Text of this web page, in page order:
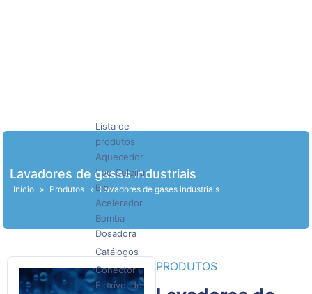
Lista de
produtos
Aquecedor
tipo Coleira
Bio
Acelerador
Bomba
Dosadora
Catálogos
Conector
Flexível de
Lavadores de gases industriais
Início » Produtos » Lavadores de gases industriais
PRODUTOS